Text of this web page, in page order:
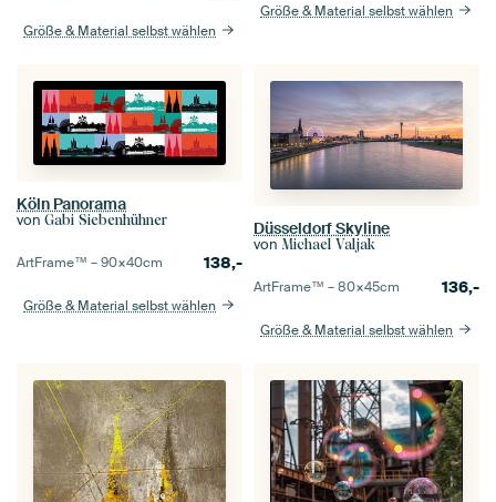
Größe & Material selbst wählen
Größe & Material selbst wählen
Köln Panorama
von Gabi Siebenhühner
ArtFrame™ –90×40cm 138,-
Größe & Material selbst wählen
Düsseldorf Skyline
von Michael Valjak
ArtFrame™ –80×45cm 136,-
Größe & Material selbst wählen